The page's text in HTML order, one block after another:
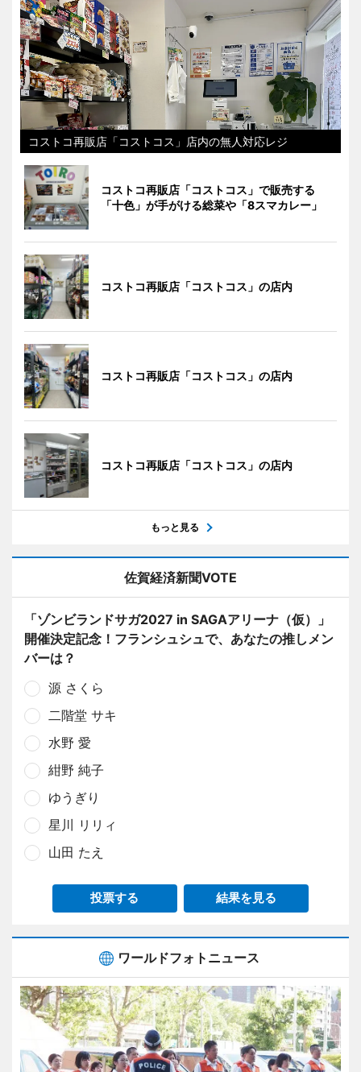
コストコ再販店「コストコス」店内の無人対応レジ
コストコ再販店「コストコス」で販売する
「十色」が手がける総菜や「8スマカレー」
コストコ再販店「コストコス」の店内
コストコ再販店「コストコス」の店内
コストコ再販店「コストコス」の店内
もっと見る
佐賀経済新聞VOTE
「ゾンビランドサガ2027 in SAGAアリーナ（仮）」
開催決定記念！フランシュシュで、あなたの推しメン
バーは？
源 さくら
二階堂 サキ
水野 愛
紺野 純子
ゆうぎり
星川 リリィ
山田 たえ
投票する 結果を見る
ワールドフォトニュース